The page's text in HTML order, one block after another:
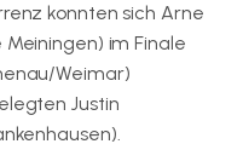
konnten sich Arne
im Finale
Weimar)
Justin